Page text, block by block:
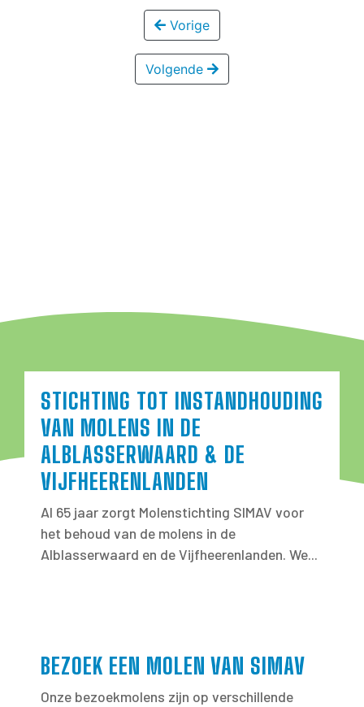
Vorige
Volgende
STICHTING TOT INSTANDHOUDING
VAN MOLENS IN DE
ALBLASSERWAARD & DE
VIJFHEERENLANDEN
Al 65 jaar zorgt Molenstichting SIMAV voor
het behoud van de molens in de
Alblasserwaard en de Vijfheerenlanden. We...
BEZOEK EEN MOLEN VAN SIMAV
Onze bezoekmolens zijn op verschillende